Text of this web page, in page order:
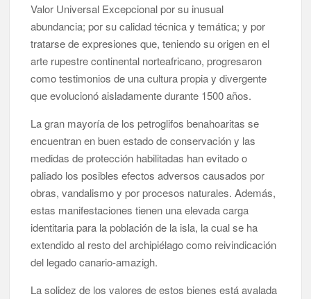
Valor Universal Excepcional por su inusual
abundancia; por su calidad técnica y temática; y por
tratarse de expresiones que, teniendo su origen en el
arte rupestre continental norteafricano, progresaron
como testimonios de una cultura propia y divergente
que evolucionó aisladamente durante 1500 años.
La gran mayoría de los petroglifos benahoaritas se
encuentran en buen estado de conservación y las
medidas de protección habilitadas han evitado o
paliado los posibles efectos adversos causados por
obras, vandalismo y por procesos naturales. Además,
estas manifestaciones tienen una elevada carga
identitaria para la población de la isla, la cual se ha
extendido al resto del archipiélago como reivindicación
del legado canario-amazigh.
La solidez de los valores de estos bienes está avalada